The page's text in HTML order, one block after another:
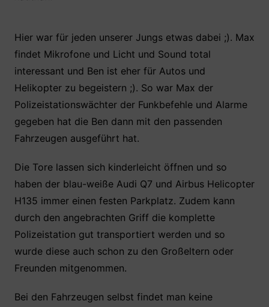
Hier war für jeden unserer Jungs etwas dabei ;). Max
findet Mikrofone und Licht und Sound total
interessant und Ben ist eher für Autos und
Helikopter zu begeistern ;). So war Max der
Polizeistationswächter der Funkbefehle und Alarme
gegeben hat die Ben dann mit den passenden
Fahrzeugen ausgeführt hat.
Die Tore lassen sich kinderleicht öffnen und so
haben der blau-weiße Audi Q7 und Airbus Helicopter
H135 immer einen festen Parkplatz. Zudem kann
durch den angebrachten Griff die komplette
Polizeistation gut transportiert werden und so
wurde diese auch schon zu den Großeltern oder
Freunden mitgenommen.
Bei den Fahrzeugen selbst findet man keine